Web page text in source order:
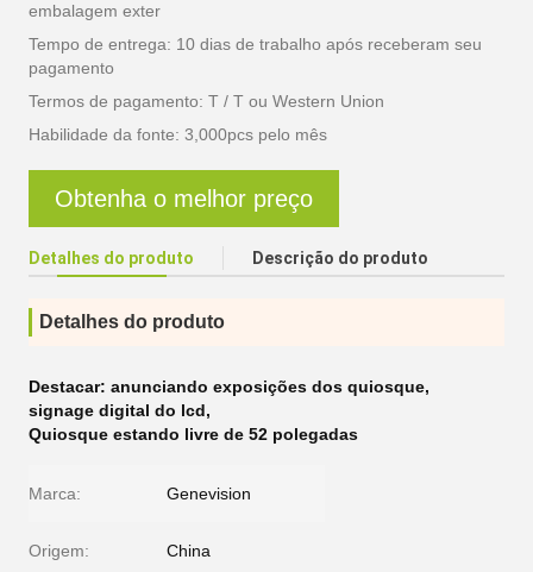
embalagem exter
Tempo de entrega: 10 dias de trabalho após receberam seu
pagamento
Termos de pagamento: T / T ou Western Union
Habilidade da fonte: 3,000pcs pelo mês
Obtenha o melhor preço
Detalhes do produto Descrição do produto
Detalhes do produto
Destacar: anunciando exposições dos quiosque,
signage digital do lcd,
Quiosque estando livre de 52 polegadas
Marca: Genevision
Origem: China